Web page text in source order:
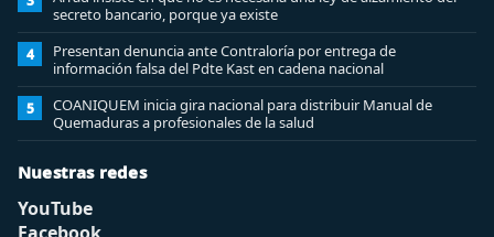
secreto bancario, porque ya existe
4
Presentan denuncia ante Contraloría por entrega de
información falsa del Pdte Kast en cadena nacional
5
COANIQUEM inicia gira nacional para distribuir Manual de
Quemaduras a profesionales de la salud
Nuestras redes
YouTube